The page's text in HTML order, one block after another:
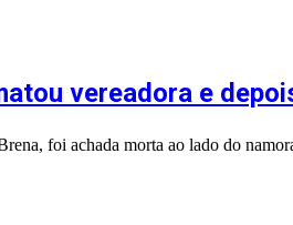
vereadora e
foi achada morta ao lado do